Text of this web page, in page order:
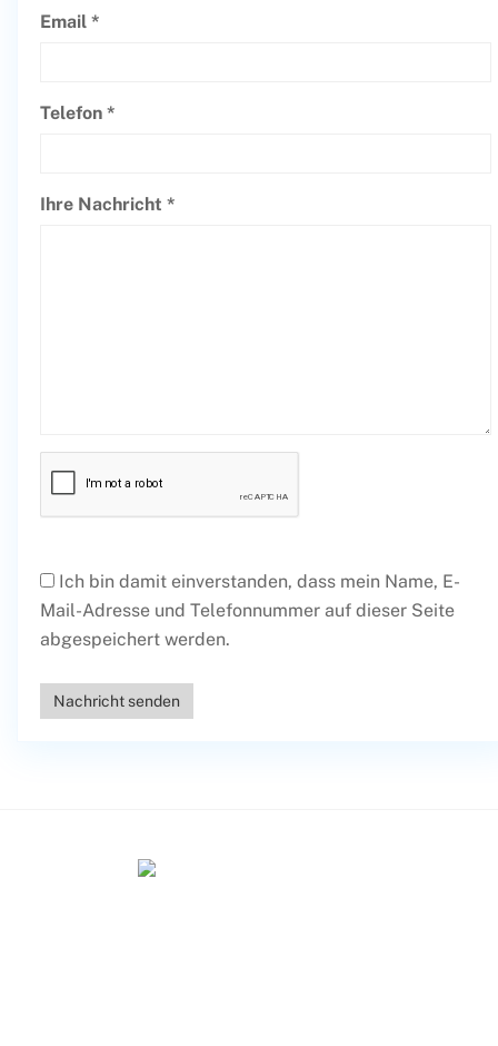
Email *
Telefon *
Ihre Nachricht *
Ich bin damit einverstanden, dass mein Name, E-
Mail-Adresse und Telefonnummer auf dieser Seite
abgespeichert werden.
Nachricht senden